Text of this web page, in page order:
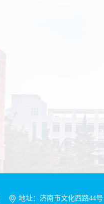
地址：济南市文化西路44号